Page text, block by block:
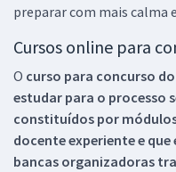
preparar com mais calma
Cursos online para
O curso para concurso
estudar para o processo
constituídos por
docente experiente e
bancas organizadoras